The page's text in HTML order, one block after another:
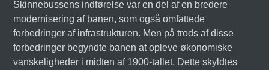
Skinnebussens indførelse var en del af en bredere
modernisering af banen, som også omfattede
forbedringer af infrastrukturen. Men på trods af disse
forbedringer begyndte banen at opleve økonomiske
vanskeligheder i midten af 1900-tallet. Dette skyldtes